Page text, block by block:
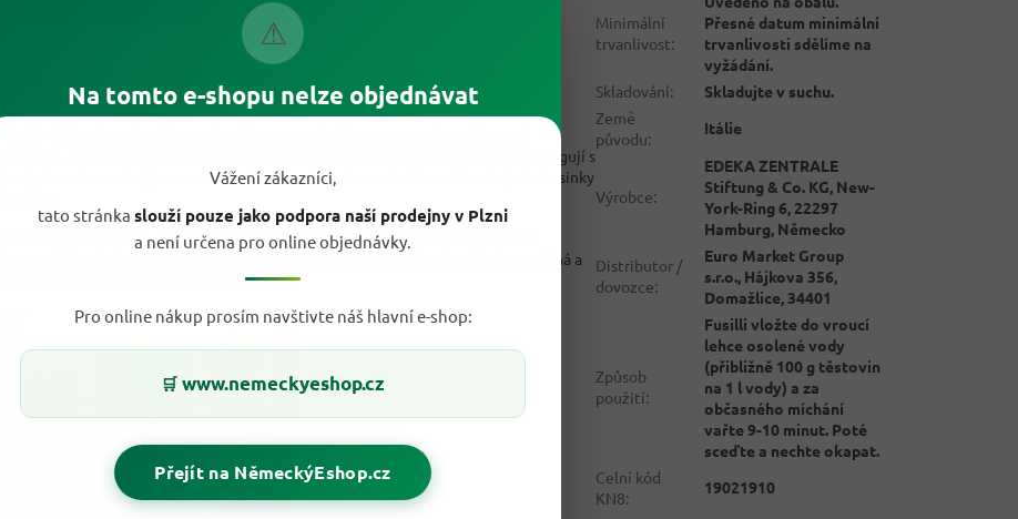
⚠
Na tomto e-shopu nelze objednávat
Vážení zákazníci,
tato stránka slouží pouze jako podpora naší prodejny v Plzni
a není určena pro online objednávky.
Pro online nákup prosím navštivte náš hlavní e-shop:
🛒 www.nemeckyeshop.cz
Přejít na NěmeckýEshop.cz
spirálkami, takže těstoviny nepůsobí suché ani u jednodušších receptů. Skvěle fungují s
rajčaty, bazalkou, mletým masem, restovanou zeleninou, kuřetem i studenými dresinky
Na talíři vypadají živě a chutně, což oceníš hlavně u rychlých jídel pro děti nebo
návštěvu. Místo obyčejné přílohy dostaneš tvar, který drží strukturu, dobře se míchá a
vypadá pěkně i v misce s čerstvou zeleninou.
Minimální
trvanlivost:
Přesné datum minimální
trvanlivosti sdělíme na
vyžádání.
Skladování:
Skladujte v suchu.
Země
původu:
Itálie
Výrobce:
EDEKA ZENTRALE
Stiftung & Co. KG, New-
York-Ring 6, 22297
Hamburg, Německo
Distributor /
dovozce:
Euro Market Group
s.r.o., Hájkova 356,
Domažlice, 34401
Způsob
použití:
Fusilli vložte do vroucí
lehce osolené vody
(přibližně 100 g těstovin
na 1 l vody) a za
občasného míchání
vařte 9-10 minut. Poté
sceďte a nechte okapat.
Celní kód
KN8:
19021910